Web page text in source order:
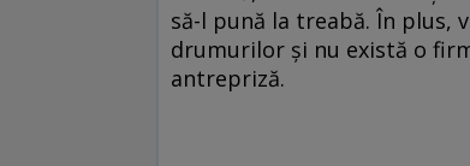
să-l pună la treabă. În plus,
drumurilor şi nu există o
antrepriză.